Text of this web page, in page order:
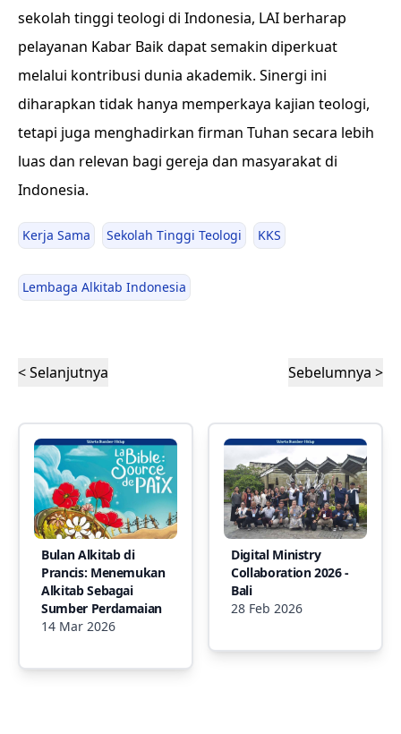
sekolah tinggi teologi di Indonesia, LAI berharap
pelayanan Kabar Baik dapat semakin diperkuat
melalui kontribusi dunia akademik. Sinergi ini
diharapkan tidak hanya memperkaya kajian teologi,
tetapi juga menghadirkan firman Tuhan secara lebih
luas dan relevan bagi gereja dan masyarakat di
Indonesia.
Kerja Sama Sekolah Tinggi Teologi KKS
Lembaga Alkitab Indonesia
< Selanjutnya Sebelumnya >
Bulan Alkitab di
Prancis: Menemukan
Alkitab Sebagai
Sumber Perdamaian
14 Mar 2026
Digital Ministry
Collaboration 2026 -
Bali
28 Feb 2026